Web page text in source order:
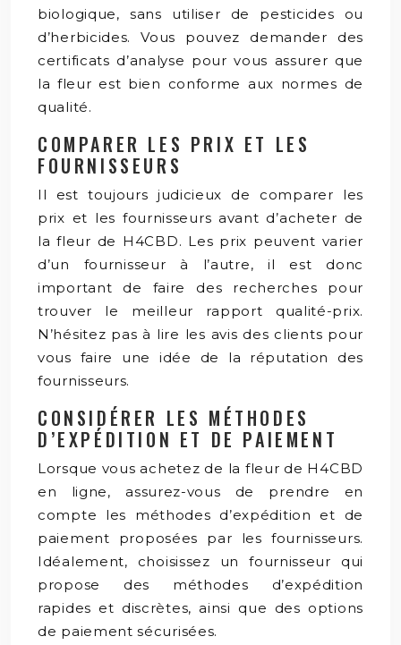
biologique, sans utiliser de pesticides ou
d’herbicides. Vous pouvez demander des
certificats d’analyse pour vous assurer que
la fleur est bien conforme aux normes de
qualité.
COMPARER LES PRIX ET LES
FOURNISSEURS
Il est toujours judicieux de comparer les
prix et les fournisseurs avant d’acheter de
la fleur de H4CBD. Les prix peuvent varier
d’un fournisseur à l’autre, il est donc
important de faire des recherches pour
trouver le meilleur rapport qualité-prix.
N’hésitez pas à lire les avis des clients pour
vous faire une idée de la réputation des
fournisseurs.
CONSIDÉRER LES MÉTHODES
D’EXPÉDITION ET DE PAIEMENT
Lorsque vous achetez de la fleur de H4CBD
en ligne, assurez-vous de prendre en
compte les méthodes d’expédition et de
paiement proposées par les fournisseurs.
Idéalement, choisissez un fournisseur qui
propose des méthodes d’expédition
rapides et discrètes, ainsi que des options
de paiement sécurisées.